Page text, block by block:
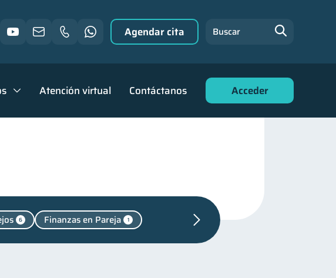
Atención virtual Contáctanos Acceder
Agendar cita Buscar
6 Finanzas en Pareja 1